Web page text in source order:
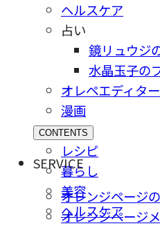
ヘルスケア
占い
鏡リュウジ
水晶玉子の
オレペエディター
漫画
CONTENTS
レシピ
暮らし
美容
ヘルスケア
SERVICE
オレンジページ
オレンジページ